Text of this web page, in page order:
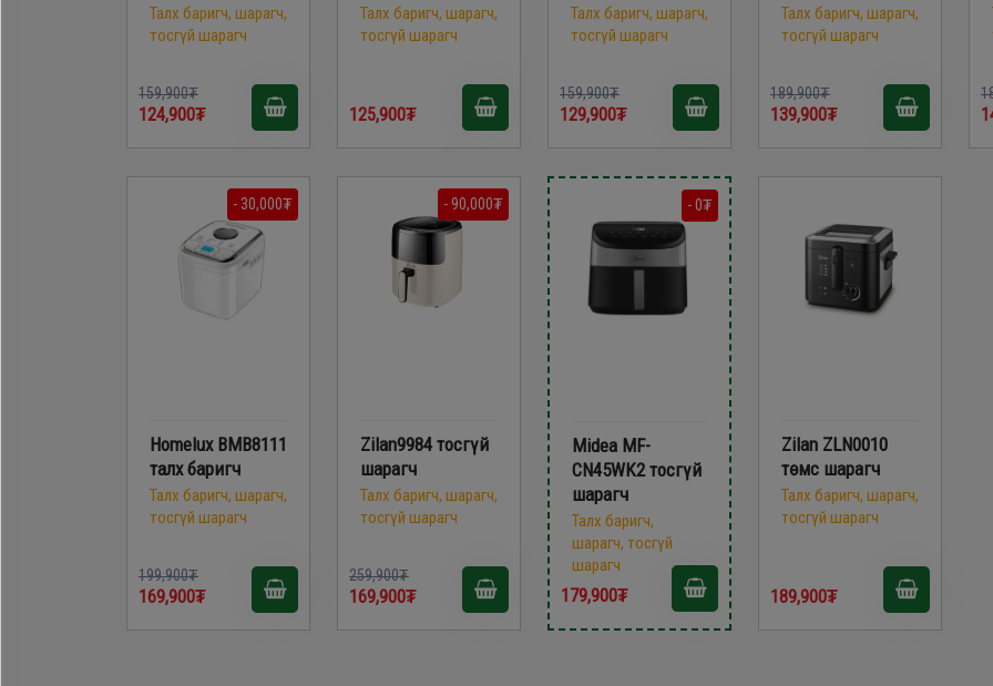
Талх баригч, шарагч,
тосгүй шарагч
159,900₮
124,900₮
Талх баригч, шарагч,
тосгүй шарагч
125,900₮
Талх баригч, шарагч,
тосгүй шарагч
159,900₮
129,900₮
Талх баригч, шарагч,
тосгүй шарагч
189,900₮
139,900₮
- 30,000₮
Homelux BMB8111
талх баригч
Талх баригч, шарагч,
тосгүй шарагч
199,900₮
169,900₮
- 90,000₮
Zilan9984 тосгүй
шарагч
Талх баригч, шарагч,
тосгүй шарагч
259,900₮
169,900₮
- 0₮
Midea MF-
CN45WK2 тосгүй
шарагч
Талх баригч,
шарагч, тосгүй
шарагч
179,900₮
Zilan ZLN0010
төмс шарагч
Талх баригч, шарагч,
тосгүй шарагч
189,900₮